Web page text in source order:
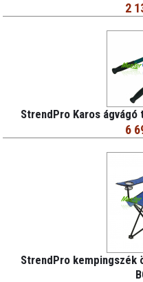
2
StrendPro Karos
6
StrendPro kempingszék